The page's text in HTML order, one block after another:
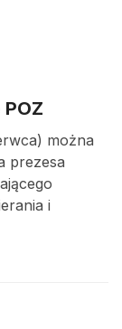
można
prezesa
i